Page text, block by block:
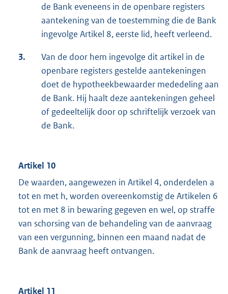
de Bank eveneens in de openbare registers
aantekening van de toestemming die de Bank
ingevolge Artikel 8, eerste lid, heeft verleend.
3.
Van de door hem ingevolge dit artikel in de
openbare registers gestelde aantekeningen
doet de hypotheekbewaarder mededeling aan
de Bank. Hij haalt deze aantekeningen geheel
of gedeeltelijk door op schriftelijk verzoek van
de Bank.
Artikel 10
De waarden, aangewezen in Artikel 4, onderdelen a
tot en met h, worden overeenkomstig de Artikelen 6
tot en met 8 in bewaring gegeven en wel, op straffe
van schorsing van de behandeling van de aanvraag
van een vergunning, binnen een maand nadat de
Bank de aanvraag heeft ontvangen.
Artikel 11